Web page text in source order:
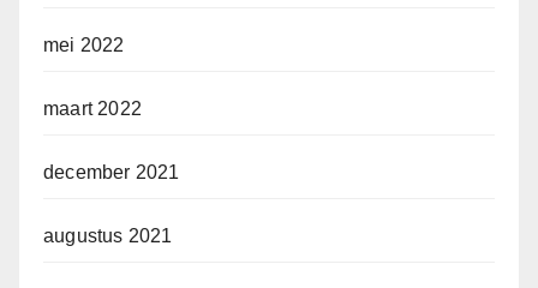
mei 2022
maart 2022
december 2021
augustus 2021